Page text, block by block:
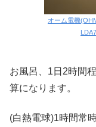
オーム電機
お風呂、1日2時間
算になります。
(白熱電球)1時間常